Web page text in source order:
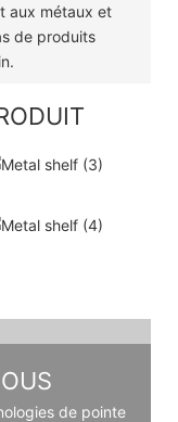
aux métaux et
de produits
de pointe